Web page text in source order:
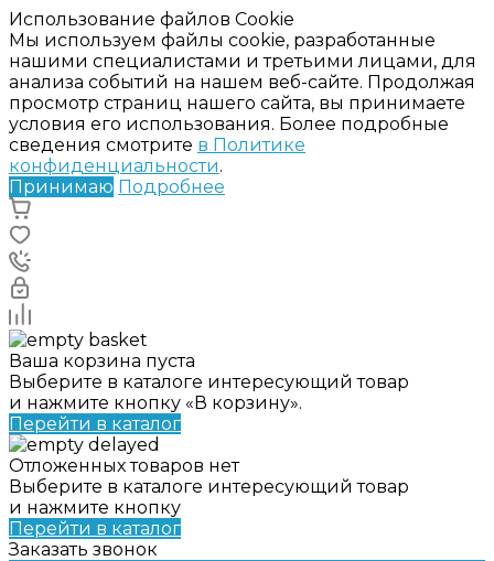
Использование файлов Cookie
Мы используем файлы cookie, разработанные
нашими специалистами и третьими лицами, для
анализа событий на нашем веб-сайте. Продолжая
просмотр страниц нашего сайта, вы принимаете
условия его использования. Более подробные
сведения смотрите в Политике
конфиденциальности.
Принимаю Подробнее
Ваша корзина пуста
Выберите в каталоге интересующий товар
и нажмите кнопку «В корзину».
Перейти в каталог
Отложенных товаров нет
Выберите в каталоге интересующий товар
и нажмите кнопку
Перейти в каталог
Заказать звонок